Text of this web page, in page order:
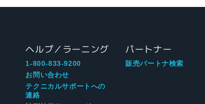
ヘルプ／ラーニング
1-800-833-9200
お問い合わせ
テクニカルサポートへの
連絡
パートナー
販売パートナ検索